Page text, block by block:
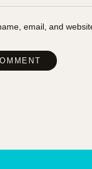
email, and